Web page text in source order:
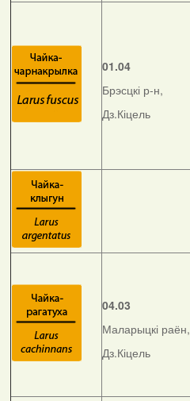
01.04
Брэсцкі р-н,
Дз.Кіцель
04.03
Маларыцкі раён,
Дз.Кіцель